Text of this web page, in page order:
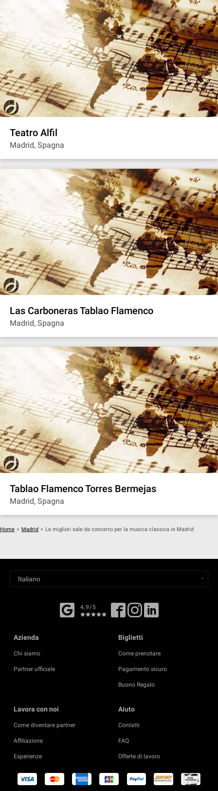
Teatro Alfil
Madrid, Spagna
Las Carboneras Tablao Flamenco
Madrid, Spagna
Tablao Flamenco Torres Bermejas
Madrid, Spagna
Home > Madrid > Le migliori sale da concerto per la musica classica in Madrid
4,9/5
Azienda
Chi siamo
Partner ufficiale
Biglietti
Come prenotare
Pagamento sicuro
Buono Regalo
Lavora con noi
Come diventare partner
Affiliazione
Esperienze
Aiuto
Contatti
FAQ
Offerte di lavoro